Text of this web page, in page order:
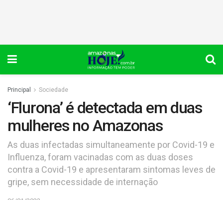
Principal Sociedade
‘Flurona’ é detectada em duas
mulheres no Amazonas
As duas infectadas simultaneamente por Covid-19 e
Influenza, foram vacinadas com as duas doses
contra a Covid-19 e apresentaram sintomas leves de
gripe, sem necessidade de internação